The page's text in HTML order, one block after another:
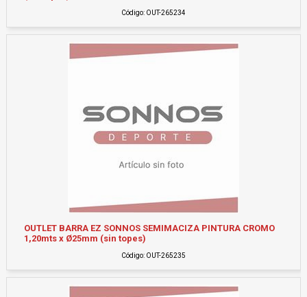
Código: OUT-265234
OUTLET BARRA EZ SONNOS SEMIMACIZA PINTURA CROMO
1,20mts x Ø25mm (sin topes)
Código: OUT-265235